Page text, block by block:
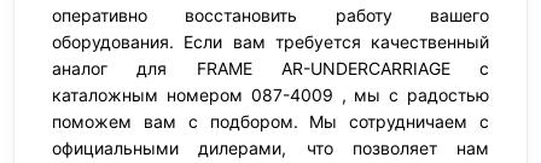
оперативно восстановить работу вашего
оборудования. Если вам требуется качественный
аналог для FRAME AR-UNDERCARRIAGE с
каталожным номером 087-4009 , мы с радостью
поможем вам с подбором. Мы сотрудничаем с
официальными дилерами, что позволяет нам